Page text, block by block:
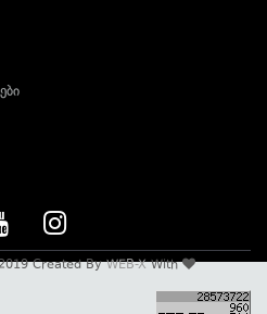
Created ByWEB-XWith